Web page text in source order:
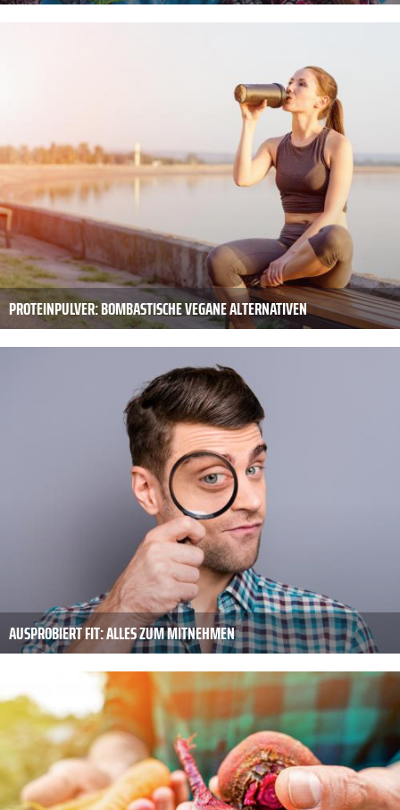
PROTEINPULVER: BOMBASTISCHE VEGANE ALTERNATIVEN
AUSPROBIERT FIT: ALLES ZUM MITNEHMEN